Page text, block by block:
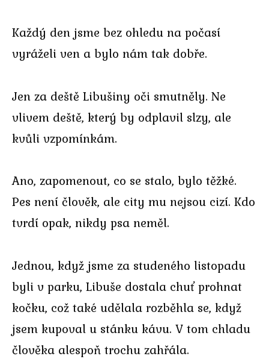
Každý den jsme bez ohledu na počasí
vyráželi ven a bylo nám tak dobře.
Jen za deště Libušiny oči smutněly. Ne
vlivem deště, který by odplavil slzy, ale
kvůli vzpomínkám.
Ano, zapomenout, co se stalo, bylo těžké.
Pes není člověk, ale city mu nejsou cizí. Kdo
tvrdí opak, nikdy psa neměl.
Jednou, když jsme za studeného listopadu
byli v parku, Libuše dostala chuť prohnat
kočku, což také udělala rozběhla se, když
jsem kupoval u stánku kávu. V tom chladu
člověka alespoň trochu zahřála.